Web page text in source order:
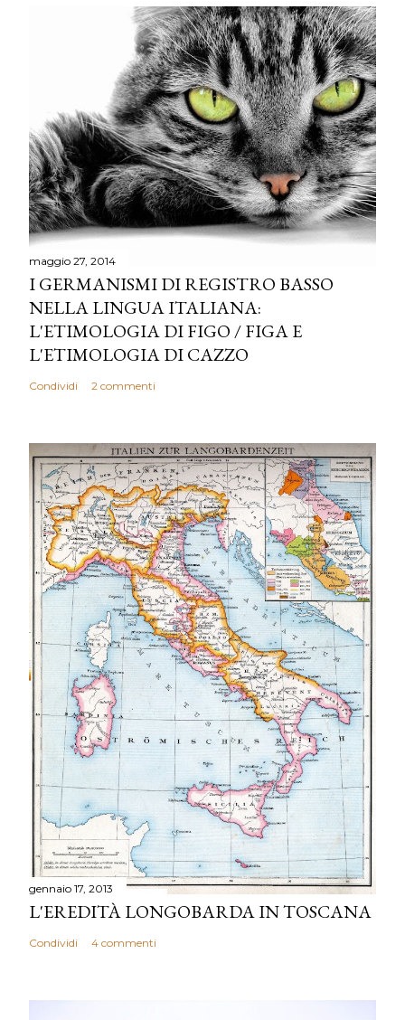
maggio 27, 2014
I GERMANISMI DI REGISTRO BASSO
NELLA LINGUA ITALIANA:
L'ETIMOLOGIA DI FIGO / FIGA E
L'ETIMOLOGIA DI CAZZO
Condividi 2 commenti
gennaio 17, 2013
L'EREDITÀ LONGOBARDA IN TOSCANA
Condividi 4 commenti